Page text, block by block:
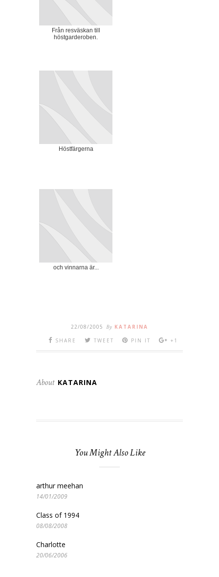
Från resväskan till
höstgarderoben.
Höstfärgerna
och vinnarna är...
22/08/2005 By KATARINA
SHARE
TWEET PIN IT +1
About KATARINA
You Might Also Like
arthur meehan
14/01/2009
Class of 1994
08/08/2008
Charlotte
20/06/2006